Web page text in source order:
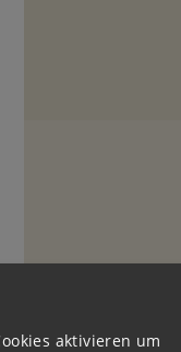
aktivieren um